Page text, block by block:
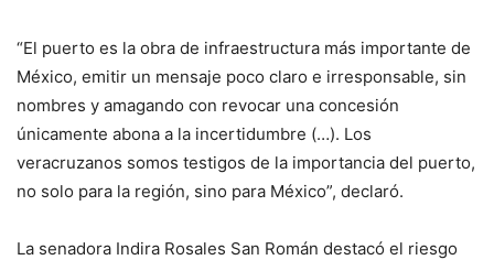
“El puerto es la obra de infraestructura más importante de
México, emitir un mensaje poco claro e irresponsable, sin
nombres y amagando con revocar una concesión
únicamente abona a la incertidumbre (…). Los
veracruzanos somos testigos de la importancia del puerto,
no solo para la región, sino para México”, declaró.
La senadora Indira Rosales San Román destacó el riesgo